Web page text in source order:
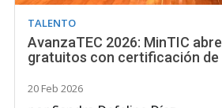
TALENTO
AvanzaTEC 2026: MinTIC
gratuitos con certificación de
20 Feb 2026